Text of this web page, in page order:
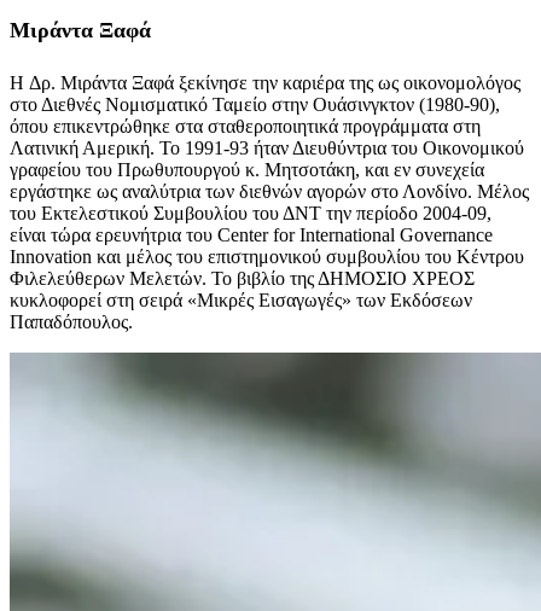
Μιράντα Ξαφά
H Δρ. Μιράντα Ξαφά ξεκίνησε την καριέρα της ως οικονομολόγος
στο Διεθνές Νομισματικό Ταμείο στην Ουάσινγκτον (1980-90),
όπου επικεντρώθηκε στα σταθεροποιητικά προγράμματα στη
Λατινική Αμερική. Το 1991-93 ήταν Διευθύντρια του Οικονομικού
γραφείου του Πρωθυπουργού κ. Μητσοτάκη, και εν συνεχεία
εργάστηκε ως αναλύτρια των διεθνών αγορών στο Λονδίνο. Μέλος
του Εκτελεστικού Συμβουλίου του ΔΝΤ την περίοδο 2004-09,
είναι τώρα ερευνήτρια του Center for International Governance
Innovation και μέλος του επιστημονικού συμβουλίου του Κέντρου
Φιλελεύθερων Μελετών. Το βιβλίο της ΔΗΜΟΣΙΟ ΧΡΕΟΣ
κυκλοφορεί στη σειρά «Μικρές Εισαγωγές» των Εκδόσεων
Παπαδόπουλος.